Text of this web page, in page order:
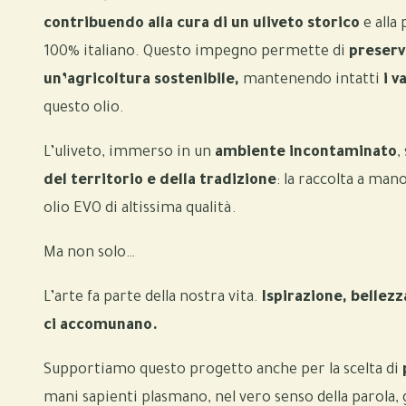
contribuendo alla cura di un uliveto storico e alla
100% italiano. Questo impegno permette di
un’agricoltura sostenibile, mantenendo intatti i
questo olio.
L’uliveto, immerso in un ambiente incontaminato,
del territorio e della tradizione: la raccolta a
olio EVO di altissima qualità.
Ma non solo…
L’arte fa parte della nostra vita. Ispirazione,
ci accomunano.
Supportiamo questo progetto anche per la scelta di
mani sapienti plasmano, nel vero senso della